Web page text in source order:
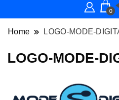
0
Home LOGO-MODE-
LOGO-MODE-